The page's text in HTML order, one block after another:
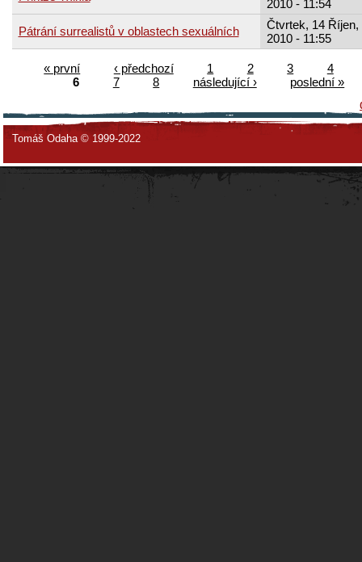
2010 - 11:54
Pátrání surrealistů v oblastech sexuálních
Čtvrtek, 14 Říjen,
2010 - 11:55
« první ‹ předchozí 1 2 3
4
6
7 8 následující ›
poslední »
Tomáš Odaha © 1999-2022